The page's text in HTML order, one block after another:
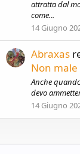
attratta dal
come...
14 Giugno
Abraxas
Non
Anche
devo
14 Giugno